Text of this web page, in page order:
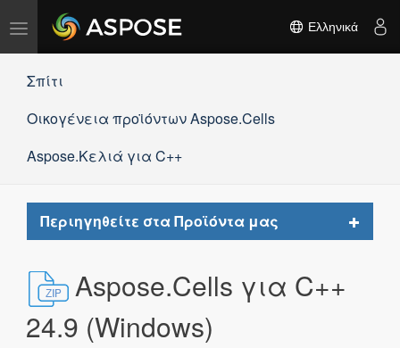
Εναλλαγή
πλοήγησης
Ελληνικά
Σπίτι
Οικογένεια προϊόντων Aspose.Cells
Aspose.Κελιά για C++
Περιηγηθείτε στα Προϊόντα μας
Toggle
Aspose.Cells για C++
24.9 (Windows)